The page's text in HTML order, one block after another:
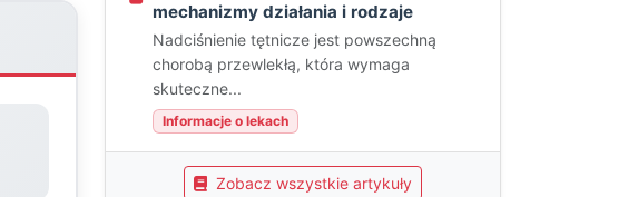
mechanizmy działania i rodzaje
Nadciśnienie tętnicze jest powszechną
chorobą przewlekłą, która wymaga
skuteczne...
Informacje o lekach
Zobacz wszystkie artykuły